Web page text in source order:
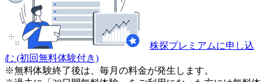
株探プレミアムに申し込
む (初回無料体験付き)
※無料体験終了後は、毎月の料金が発生します。